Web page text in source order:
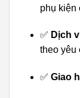
phụ kiện
✅ Dịch
theo yêu
✅ Giao